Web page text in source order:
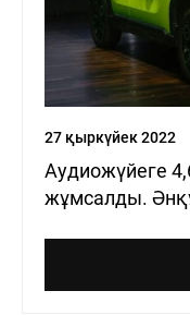
27 қыркүйек 2022
Аудиожүйеге
жұмсалды.